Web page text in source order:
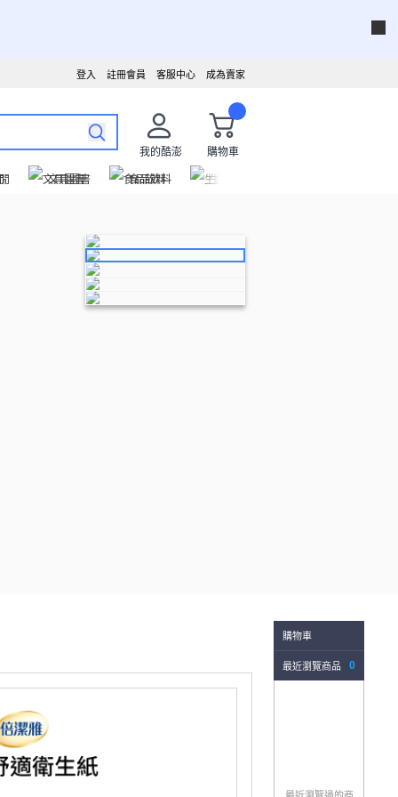
成為賣家
客服中心
註冊會員
登入
我的酷澎
購物車
文具圖書 食品飲料 生活用品
購物車
最近瀏覽商品 0